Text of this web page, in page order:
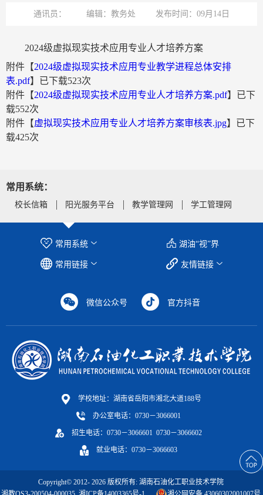
通讯员： 编辑：教务处 发布时间：09月14日
2024级虚拟现实技术应用专业人才培养方案
附件【2024级虚拟现实技术应用专业教学进程总体安排
表.pdf】已下载523次
附件【2024级虚拟现实技术应用专业人才培养方案.pdf】已下
载552次
附件【虚拟现实技术应用专业人才培养方案审核表.jpg】已下
载425次
常用系统：
校长信箱 阳光服务平台 教学管理网 学工管理网
湖油“视”界
常用系统
友情链接
常用链接
微信公众号 官方抖音
学校地址：湖南省岳阳市湘北大道188号
办公室电话：0730－3066001
招生电话：0730－3066601 0730－3066602
就业电话：0730－3066603
Copyright© 2012- 2026 版权所有: 湖南石油化工职业技术学院